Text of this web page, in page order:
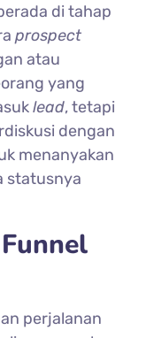
di tahap
prospect
atau
yang
lead, tetapi
dengan
menanyakan
statusnya
perjalanan